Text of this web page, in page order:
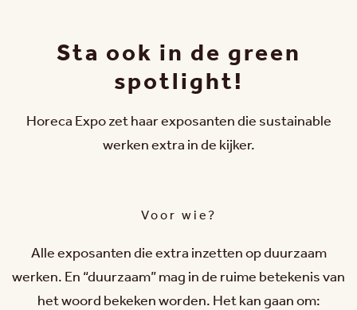
Sta ook in de green
spotlight!
Horeca Expo zet haar exposanten die sustainable
werken extra in de kijker.
Voor wie?
Alle exposanten die extra inzetten op duurzaam
werken. En “duurzaam” mag in de ruime betekenis van
het woord bekeken worden. Het kan gaan om: